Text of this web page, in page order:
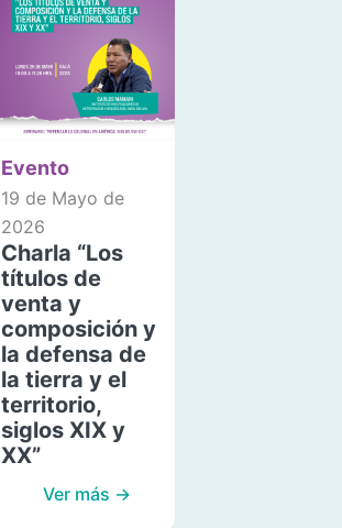
Evento
19 de Mayo de
2026
Charla “Los
títulos de
venta y
composición y
la defensa de
la tierra y el
territorio,
siglos XIX y
XX”
Ver más →